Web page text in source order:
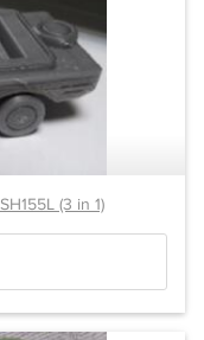
(3 in 1)